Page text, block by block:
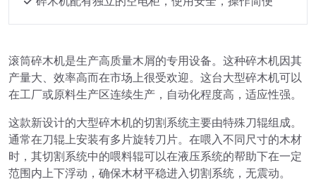
滚筒碎木机是生产高质量木屑的专用设备。这种碎木机因其
产量大、效率高而在市场上很受欢迎。这台大型碎木机可以
在工厂或原料生产区连续生产，自动化程度高，适应性强。
这款新设计的大型碎木机的切割系统主要由特殊刀辊组成。
通常在刀辊上安装有多片旋转刀片。在喂入不同尺寸的木材
时，其切割系统中的喂料辊可以在液压系统的帮助下在一定
范围内上下浮动，确保木材平稳进入切割系统，无震动。